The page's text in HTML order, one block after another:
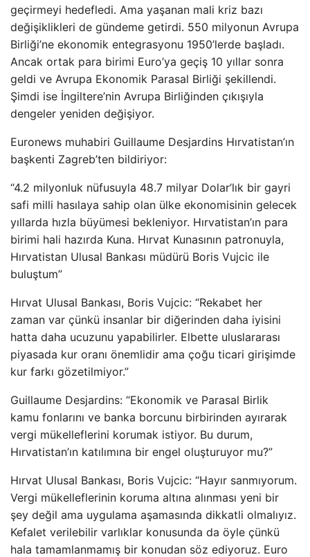
geçirmeyi hedefledi. Ama yaşanan mali kriz bazı
değişiklikleri de gündeme getirdi. 550 milyonun Avrupa
Birliği’ne ekonomik entegrasyonu 1950’lerde başladı.
Ancak ortak para birimi Euro’ya geçiş 10 yıllar sonra
geldi ve Avrupa Ekonomik Parasal Birliği şekillendi.
Şimdi ise İngiltere’nin Avrupa Birliğinden çıkışıyla
dengeler yeniden değişiyor.
Euronews muhabiri Guillaume Desjardins Hırvatistan’ın
başkenti Zagreb’ten bildiriyor:
“4.2 milyonluk nüfusuyla 48.7 milyar Dolar’lık bir gayri
safi milli hasılaya sahip olan ülke ekonomisinin gelecek
yıllarda hızla büyümesi bekleniyor. Hırvatistan’ın para
birimi hali hazırda Kuna. Hırvat Kunasının patronuyla,
Hırvatistan Ulusal Bankası müdürü Boris Vujcic ile
buluştum”
Hırvat Ulusal Bankası, Boris Vujcic: “Rekabet her
zaman var çünkü insanlar bir diğerinden daha iyisini
hatta daha ucuzunu yapabilirler. Elbette uluslararası
piyasada kur oranı önemlidir ama çoğu ticari girişimde
kur farkı gözetilmiyor.”
Guillaume Desjardins: “Ekonomik ve Parasal Birlik
kamu fonlarını ve banka borcunu birbirinden ayırarak
vergi mükelleflerini korumak istiyor. Bu durum,
Hırvatistan’ın katılımına bir engel oluşturuyor mu?”
Hırvat Ulusal Bankası, Boris Vujcic: “Hayır sanmıyorum.
Vergi mükelleflerinin koruma altına alınması yeni bir
şey değil ama uygulama aşamasında dikkatli olmalıyız.
Kefalet verilebilir varlıklar konusunda da öyle çünkü
hala tamamlanmamış bir konudan söz ediyoruz. Euro